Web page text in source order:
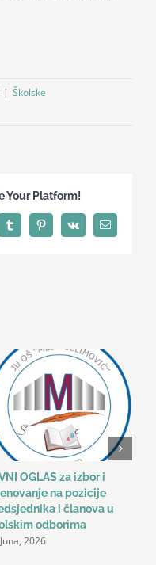
| Školske
Your Platform!
TumblrPinterest
Vk Email
OGLAS za izbor i
na pozicije
i članova u
odborima
2026